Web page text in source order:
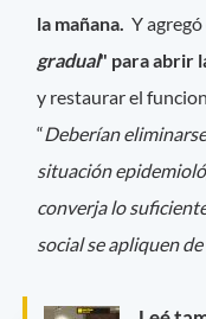
la mañana. Y
gradual" para abrir
y restaurar el
“Deberían
situación
converja lo
social se apliquen